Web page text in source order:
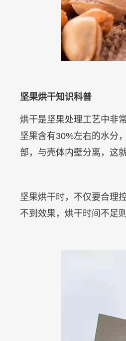
坚果烘干知识科普
烘干是坚果处理工艺中非
坚果含有30%左右的水分
部，与壳体内壁分离，这
坚果烘干时，不仅要合理
不到效果，烘干时间不足